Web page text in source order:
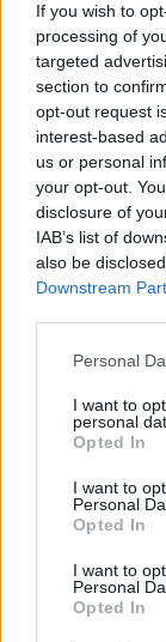
If you wish to
processing of
targeted
section to
opt-out request
interest-based
us or personal
your opt-out.
disclosure of
IAB’s list of
also be
Downstream
Personal
I want to
personal
Opted In
I want to
Personal
Opted In
I want to
Personal
Opted In
tider och sämre
vidare trots
Göteborg och
öppning en
för många
– Vi pendlar
intäkter. Oftare
att
det stämmer
av baren.
Vid 17-tiden är
inga problem
baren jobbar
en person i köket.
– Det är
så långsamt